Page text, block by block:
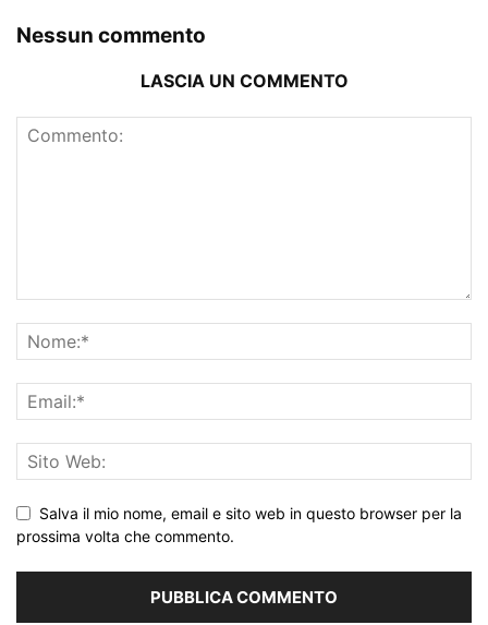
Nessun commento
LASCIA UN COMMENTO
Salva il mio nome, email e sito web in questo browser per la
prossima volta che commento.